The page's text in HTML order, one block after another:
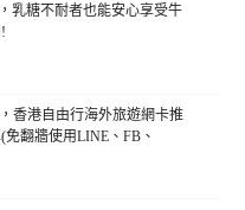
乳糖不耐者也能安心享受牛
香港自由行海外旅遊網卡推
翻牆使用LINE、FB、